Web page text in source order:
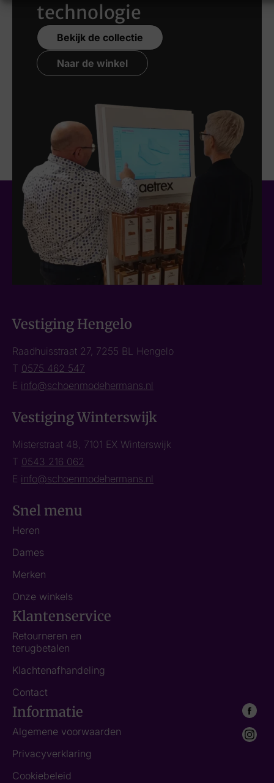
technologie
Bekijk de collectie
Naar de winkel
Vestiging Hengelo
Raadhuisstraat 27, 7255 BL Hengelo
T 0575 462 547
E info@schoenmodehermans.nl
Vestiging Winterswijk
Misterstraat 48, 7101 EX Winterswijk
T 0543 216 062
E info@schoenmodehermans.nl
Snel menu
Heren
Dames
Merken
Onze winkels
Klantenservice
Retourneren en
terugbetalen
Klachtenafhandeling
Contact
Informatie
Algemene voorwaarden
Privacyverklaring
Cookiebeleid